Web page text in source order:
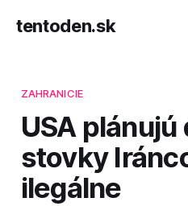
tentoden.sk
ZAHRANICIE
USA
stovky
ilegálne